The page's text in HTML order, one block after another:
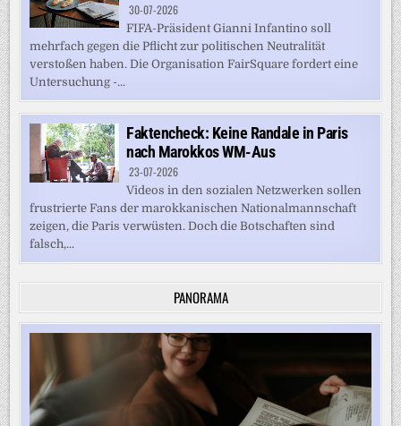
30-07-2026
FIFA-Präsident Gianni Infantino soll
mehrfach gegen die Pflicht zur politischen Neutralität
verstoßen haben. Die Organisation FairSquare fordert eine
Untersuchung -...
Faktencheck: Keine Randale in Paris
nach Marokkos WM-Aus
23-07-2026
Videos in den sozialen Netzwerken sollen
frustrierte Fans der marokkanischen Nationalmannschaft
zeigen, die Paris verwüsten. Doch die Botschaften sind
falsch,...
PANORAMA